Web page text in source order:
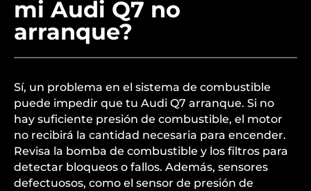
mi Audi Q7 no
arranque?
Sí, un problema en el sistema de combustible
puede impedir que tu Audi Q7 arranque. Si no
hay suficiente presión de combustible, el motor
no recibirá la cantidad necesaria para encender.
Revisa la bomba de combustible y los filtros para
detectar bloqueos o fallos. Además, sensores
defectuosos, como el sensor de presión de